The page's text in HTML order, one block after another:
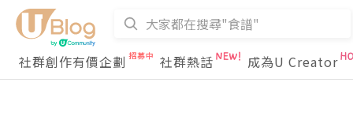
社群創作有價企劃 社群熱話 成為U Creator